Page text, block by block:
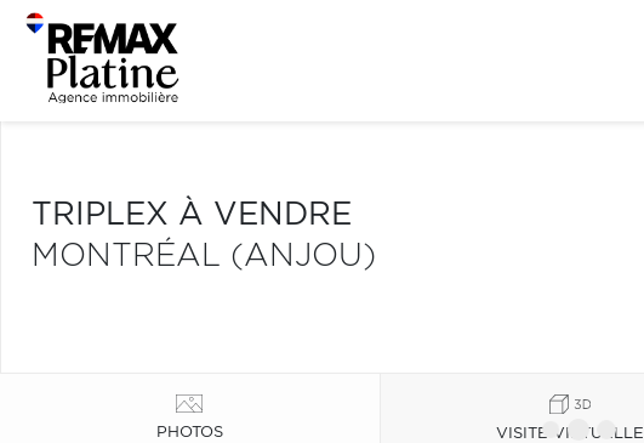
TRIPLEX À VENDRE
MONTRÉAL (ANJOU)
PHOTOS VISITE VIRTUELLE